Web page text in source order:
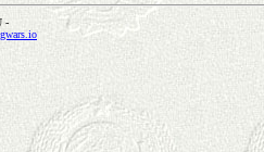
-